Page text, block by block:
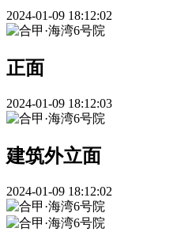
2024-01-09 18:12:02
正面
2024-01-09 18:12:03
建筑外立面
2024-01-09 18:12:02